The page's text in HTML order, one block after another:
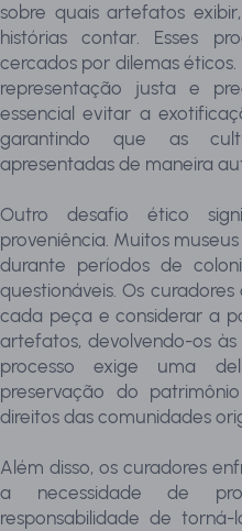
sobre quais artefatos
histórias contar. Esses
cercados por dilemas
representação justa e
essencial evitar a
garantindo que as
apresentadas de maneira
Outro desafio ético
proveniência. Muitos
durante períodos de
questionáveis. Os
cada peça e considerar a
artefatos, devolvendo-os às
processo exige uma
preservação do
direitos das comunidades
Além disso, os curadores
a necessidade de
responsabilidade de torná-